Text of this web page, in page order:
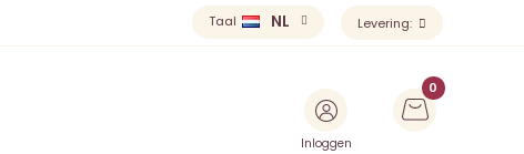
Taal NL Levering:
Inloggen